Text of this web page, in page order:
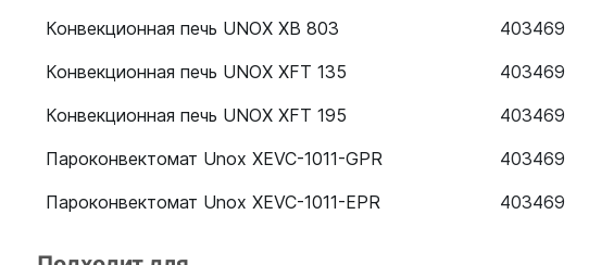
Конвекционная печь UNOX XB 803
403469
Конвекционная печь UNOX XFT 135
403469
Конвекционная печь UNOX XFT 195
403469
Пароконвектомат Unox XEVC-1011-GPR
403469
Пароконвектомат Unox XEVC-1011-EPR
403469